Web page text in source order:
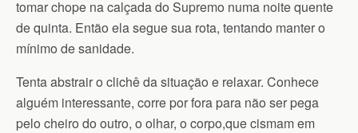
tomar chope na calçada do Supremo numa noite quente
de quinta. Então ela segue sua rota, tentando manter o
mínimo de sanidade.
Tenta abstrair o clichê da situação e relaxar. Conhece
alguém interessante, corre por fora para não ser pega
pelo cheiro do outro, o olhar, o corpo,que cismam em